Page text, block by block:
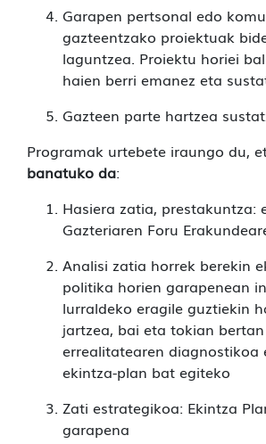
Garapen pertsonal edo
gazteentzako proiektuak
laguntzea. Proiektu horiei
haien berri emanez eta
Gazteen parte hartzea
Programak urtebete iraungo du,
banatuko da:
Hasiera zatia, prestakuntza:
Gazteriaren Foru
Analisi zatia horrek berekin
politika horien garapenean
lurraldeko eragile guztiekin
jartzea, bai eta tokian bertan
errealitatearen diagnostikoa
ekintza-plan bat egiteko
Zati estrategikoa: Ekintza
garapena